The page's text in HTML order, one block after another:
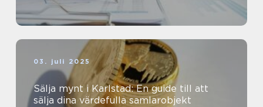
03. juli 2025
Sälja mynt i Karlstad: En guide till att
sälja dina värdefulla samlarobjekt